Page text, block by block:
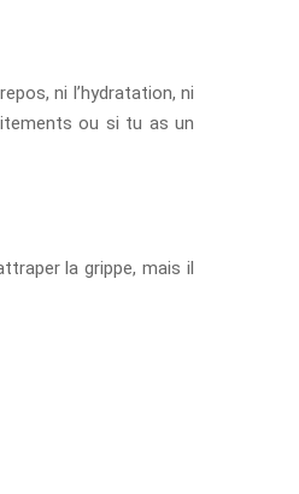
ni l’hydratation, ni
ou si tu as un
la grippe, mais il